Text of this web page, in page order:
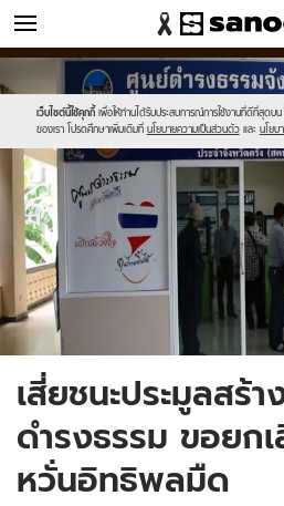
ข่าว
เว็บไซต์นี้ใช้คุกกี้ เพื่อให้ท่านได้รับประสบการณ์การใช้งานที่ดีที่สุดบน
ของเรา โปรดศึกษาเพิ่มเติมที่ นโยบายความเป็นส่วนตัว และ นโยบ
//s.isanook.com/sr/0/images/logo-
new-
sanook.png
//s.isanook.com/ns/0/ud/1499/7498362/
เสี่ยชนะประมูลสร้
ดำรงธรรม ขอย
หวั่นอิทธิพลมืด